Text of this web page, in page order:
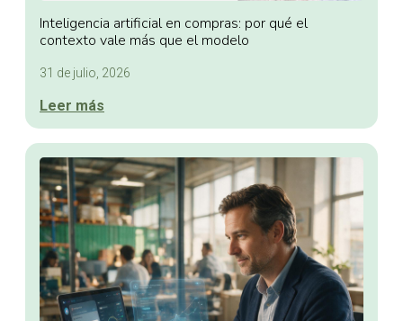
Inteligencia artificial en compras: por qué el
contexto vale más que el modelo
31 de julio, 2026
Leer más